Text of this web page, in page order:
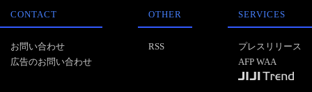
CONTACT
お問い合わせ
広告のお問い合わせ
OTHER
RSS
SERVICES
プレスリリース
AFP WAA